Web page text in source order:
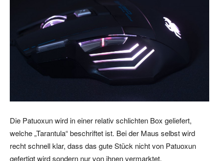
Die Patuoxun wird in einer relativ schlichten Box geliefert,
welche „Tarantula“ beschriftet ist. Bei der Maus selbst wird
recht schnell klar, dass das gute Stück nicht von Patuoxun
gefertigt wird sondern nur von ihnen vermarktet.